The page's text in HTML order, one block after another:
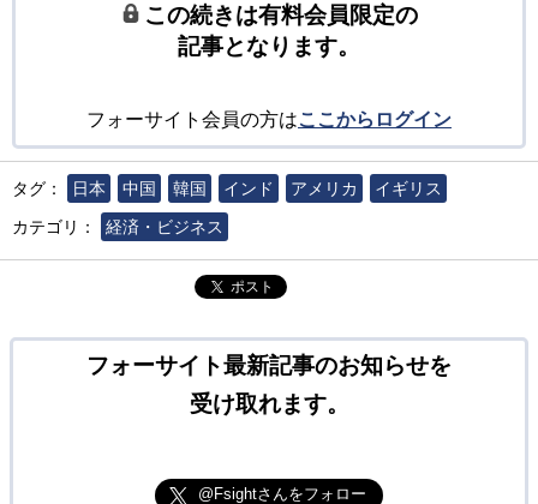
この続きは有料会員限定の
記事となります。
フォーサイト会員の方はここからログイン
タグ： 日本 中国 韓国 インド アメリカ
イギリス
カテゴリ：
経済・ビジネス
ポスト
フォーサイト最新記事のお知らせを
受け取れます。
@Fsightさんをフォロー